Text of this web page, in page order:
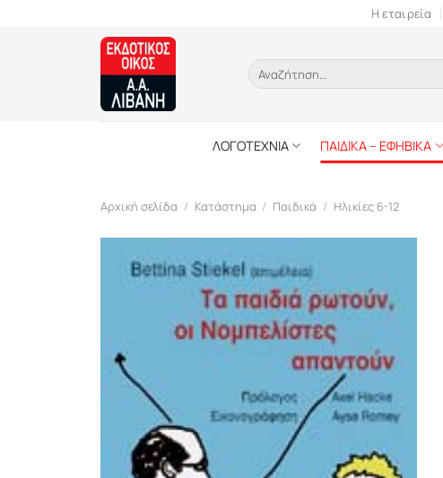
Η εταιρεία
Αναζήτηση
για:
ΛΟΓΟΤΕΧΝΙΑ ΠΑΙΔΙΚΑ – ΕΦΗΒΙΚΑ
Αρχική σελίδα / Κατάστημα / Παιδικά / Ηλικίες 6-12